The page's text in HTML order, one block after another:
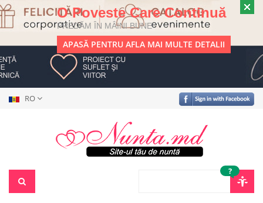
O Poveste Care Continuă
PREDĂM ÎN MÂINI BUNE
APASĂ PENTRU AFLA MAI MULTE DETALII
RO
?